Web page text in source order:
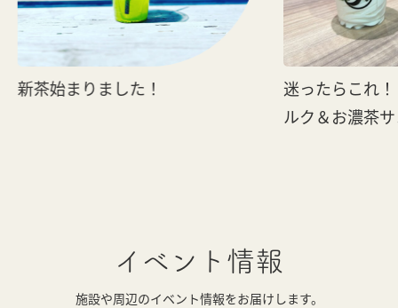
新茶始まりました！
迷ったらこれ
ルク＆お濃茶
イベント情報
施設や周辺のイベント情報をお届けします。